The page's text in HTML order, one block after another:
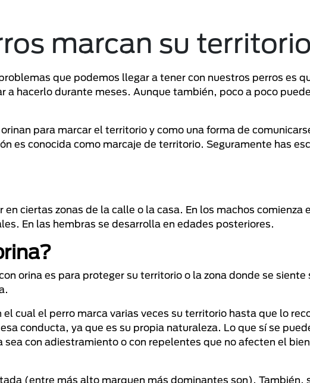
marcan su
que podemos llegar a tener con nuestros perros es
a hacerlo durante meses. Aunque también, poco a poco
para marcar el territorio y como una forma de
es conocida como marcaje de territorio. Seguramente has
en ciertas zonas de la calle o la casa. En los machos comienza
En las hembras se desarrolla en edades posteriores.
orina es para proteger su territorio o la zona donde se siente
cual el perro marca varias veces su territorio hasta que lo
conducta, ya que es su propia naturaleza. Lo que sí se
sea con adiestramiento o con repelentes que no afecten el
(entre más alto marquen más dominantes son). También,